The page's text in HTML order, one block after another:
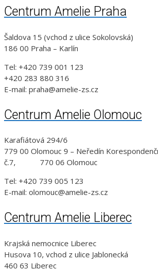
Centrum Amelie Praha
Šaldova 15 (vchod z ulice Sokolovská)
186 00 Praha – Karlín
Tel: +420 739 001 123
+420 283 880 316
E-mail: praha@amelie-zs.cz
Centrum Amelie Olomouc
Karafiátová 294/6
779 00 Olomouc 9 – Neředín
č.7, 770 06 Olomouc
Tel: +420 739 005 123
E-mail: olomouc@amelie-zs.cz
Centrum Amelie Liberec
Krajská nemocnice Liberec
Husova 10, vchod z ulice Jablonecká
460 63 Liberec